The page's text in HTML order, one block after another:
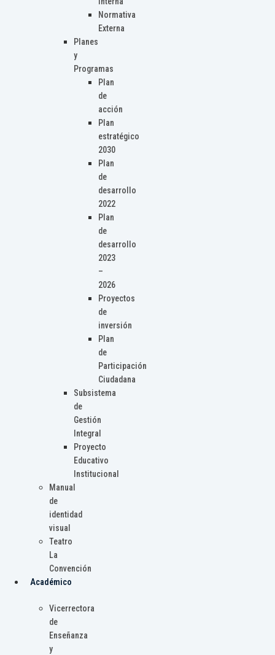
Normativa
Externa
Planes
y
Programas
Plan
de
acción
Plan
estratégico
2030
Plan
de
desarrollo
2022
Plan
de
desarrollo
2023
–
2026
Proyectos
de
inversión
Plan
de
Participación
Ciudadana
Subsistema
de
Gestión
Integral
Proyecto
Educativo
Institucional
Manual
de
identidad
visual
Teatro
La
Convención
Académico
Vicerrectora
de
Enseñanza
y